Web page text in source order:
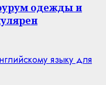
одежды и
языку для